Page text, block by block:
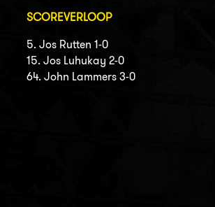
SCOREVERLOOP
5. Jos Rutten 1-0
15. Jos Luhukay 2-0
64. John Lammers 3-0